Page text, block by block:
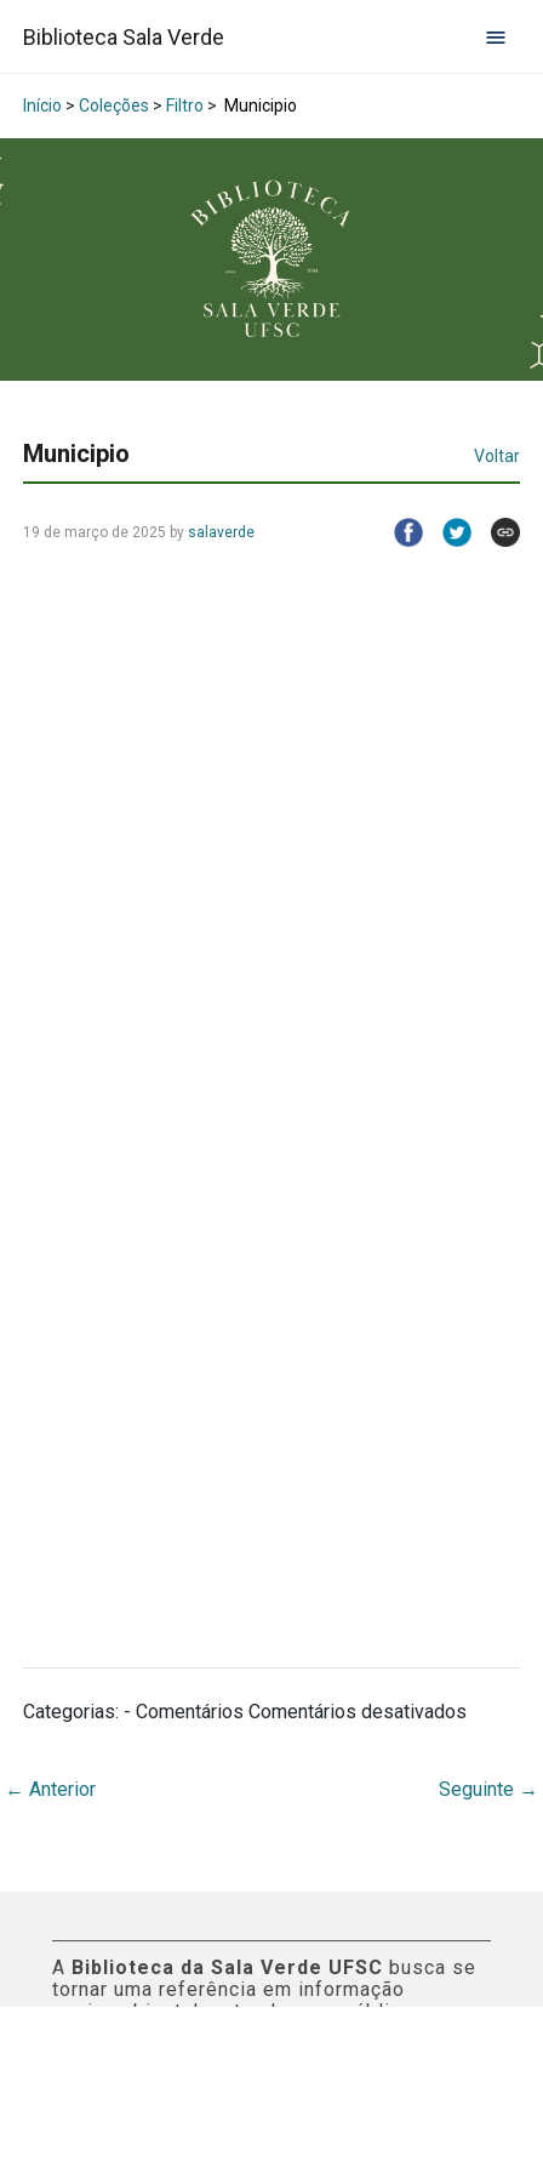
Biblioteca Sala Verde
Início > Coleções > Filtro > Municipio
Municipio Voltar
19 de março de 2025 by salaverde
Categorias: - Comentários Comentários desativadosem
← Anterior Seguinte →
A Biblioteca da Sala Verde UFSC busca se
tornar uma referência em informação
socioambiental e atender aos públicos